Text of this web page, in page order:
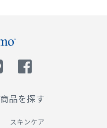
商品を探す
スキンケア